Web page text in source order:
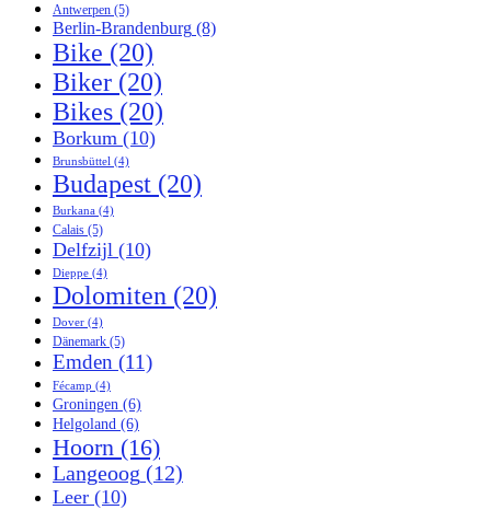
Antwerpen (5)
Berlin-Brandenburg (8)
Bike (20)
Biker (20)
Bikes (20)
Borkum (10)
Brunsbüttel (4)
Budapest (20)
Burkana (4)
Calais (5)
Delfzijl (10)
Dieppe (4)
Dolomiten (20)
Dover (4)
Dänemark (5)
Emden (11)
Fécamp (4)
Groningen (6)
Helgoland (6)
Hoorn (16)
Langeoog (12)
Leer (10)